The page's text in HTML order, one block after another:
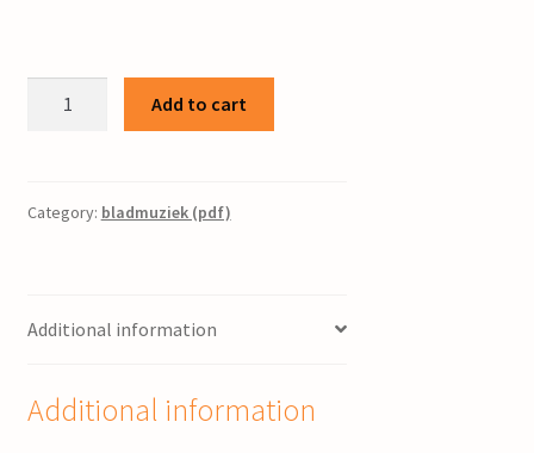
;
Heymel
Add to cart
Category: bladmuziek (pdf)
Additional information
Additional information